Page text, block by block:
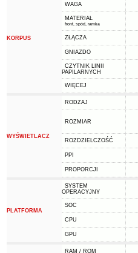
KORPUS
WAGA
MATERIAŁ
front, spód, ramka
ZŁĄCZA
GNIAZDO
CZYTNIK LINII
PAPILARNYCH
WIĘCEJ
WYŚWIETLACZ
RODZAJ
ROZMIAR
ROZDZIELCZOŚĆ
PPI
PROPORCJI
PLATFORMA
SYSTEM
OPERACYJNY
SOC
CPU
GPU
RAM / ROM